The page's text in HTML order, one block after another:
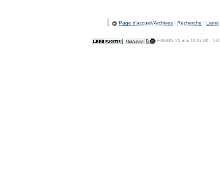
[ Page d'accueil/Archives | Recherche | Liens
FA633N 25 mai 10 07:00 -